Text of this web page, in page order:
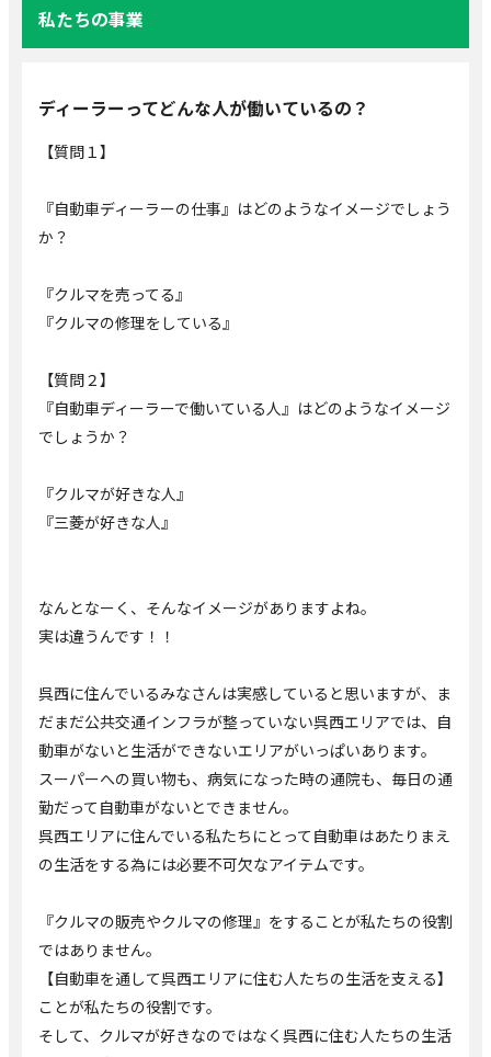
私たちの事業
ディーラーってどんな人が働いているの？
【質問１】
『自動車ディーラーの仕事』はどのようなイメージでしょう
か？
『クルマを売ってる』
『クルマの修理をしている』
【質問２】
『自動車ディーラーで働いている人』はどのようなイメージ
でしょうか？
『クルマが好きな人』
『三菱が好きな人』
なんとなーく、そんなイメージがありますよね。
実は違うんです！！
呉西に住んでいるみなさんは実感していると思いますが、ま
だまだ公共交通インフラが整っていない呉西エリアでは、自
動車がないと生活ができないエリアがいっぱいあります。
スーパーへの買い物も、病気になった時の通院も、毎日の通
勤だって自動車がないとできません。
呉西エリアに住んでいる私たちにとって自動車はあたりまえ
の生活をする為には必要不可欠なアイテムです。
『クルマの販売やクルマの修理』をすることが私たちの役割
ではありません。
【自動車を通して呉西エリアに住む人たちの生活を支える】
ことが私たちの役割です。
そして、クルマが好きなのではなく呉西に住む人たちの生活